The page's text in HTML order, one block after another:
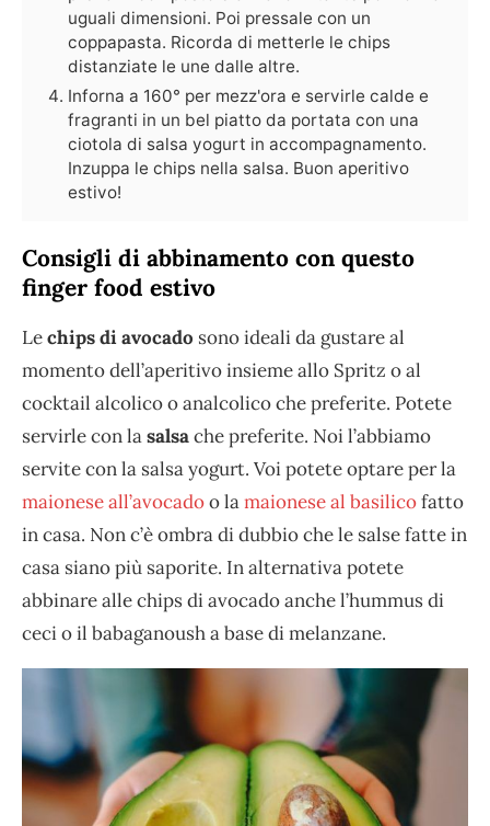
uguali dimensioni. Poi pressale con un
coppapasta. Ricorda di metterle le chips
distanziate le une dalle altre.
Inforna a 160° per mezz'ora e servirle calde e
fragranti in un bel piatto da portata con una
ciotola di salsa yogurt in accompagnamento.
Inzuppa le chips nella salsa. Buon aperitivo
estivo!
Consigli di abbinamento con questo
finger food estivo
Lechips di avocado sono ideali da gustare al
momento dell’aperitivo insieme allo Spritz o al
cocktail alcolico o analcolico che preferite. Potete
servirle con lasalsache preferite. Noi l’abbiamo
servite con la salsa yogurt. Voi potete optare per la
maionese all’avocadoo lamaionese al basilicofatto
in casa. Non c’è ombra di dubbio che le salse fatte in
casa siano più saporite. In alternativa potete
abbinare alle chips di avocado anche l’hummus di
ceci o il babaganoush a base di melanzane.